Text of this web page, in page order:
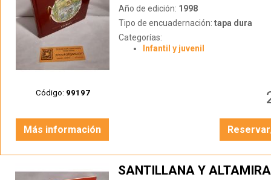
Código: 99197
Año de edición: 1998
Tipo de encuadernación: tapa dura
Categorías:
Infantil y juvenil
Más información
SANTILLANA Y ALTAMIRA